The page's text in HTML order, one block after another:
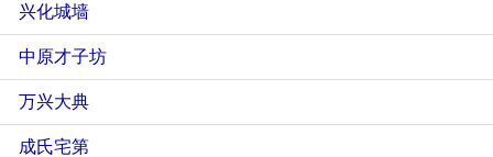
兴化城墙
中原才子坊
万兴大典
成氏宅第